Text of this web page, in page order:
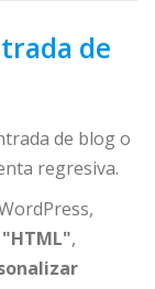
de
de blog o
regresiva.
"HTML",